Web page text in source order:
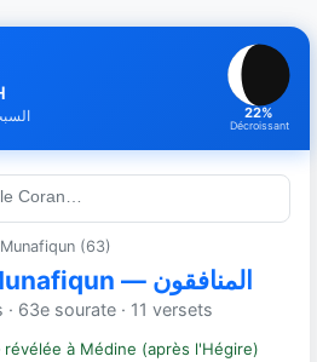
السبت 25 22%
Décroissant
Coran…
(63)
Sourate Al-Munafiqun — المنافقون
63e sourate · 11 versets
à Médine (après l'Hégire)